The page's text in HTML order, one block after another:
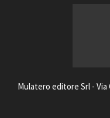
Mulatero editore Srl - Via